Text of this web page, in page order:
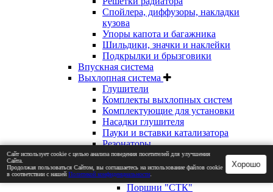
Спойлера, диффузоры, накладки
кузова
Упоры капота и багажника
Шильдики, значки и наклейки
Подкрылки и брызговики
Впускная система
Выхлопная система
Глушители
Комплекты выхлопных систем
Комплектующие для установки
Насадки глушителя
Пауки и вставки катализатора
Резонаторы
Двигатель
Помпы и ремни ГРМ
Поршни и комплектующие
Поршни "СТК"
Сайт использует cookie с целью анализа поведения посетителей для улучшения
Сайта.
Продолжая пользоваться Сайтом, вы соглашаетесь на использование файлов cookie
в соответствии с нашейПолитикой конфиденциальности.
Хорошо